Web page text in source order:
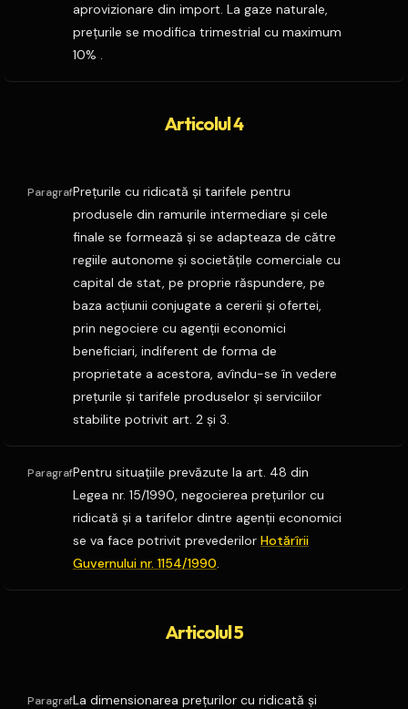
aprovizionare din import. La gaze naturale,
preţurile se modifica trimestrial cu maximum
10% .
Articolul 4
ParagrafPreţurile cu ridicată şi tarifele pentru
produsele din ramurile intermediare şi cele
finale se formează şi se adapteaza de către
regiile autonome şi societăţile comerciale cu
capital de stat, pe proprie răspundere, pe
baza acţiunii conjugate a cererii şi ofertei,
prin negociere cu agenţii economici
beneficiari, indiferent de forma de
proprietate a acestora, avîndu-se în vedere
preţurile şi tarifele produselor şi serviciilor
stabilite potrivit art. 2 şi 3.
ParagrafPentru situaţiile prevăzute la art. 48 din
Legea nr. 15/1990, negocierea preţurilor cu
ridicată şi a tarifelor dintre agenţii economici
se va face potrivit prevederilor Hotărîrii
Guvernului nr. 1154/1990.
Articolul 5
ParagrafLa dimensionarea preţurilor cu ridicată şi